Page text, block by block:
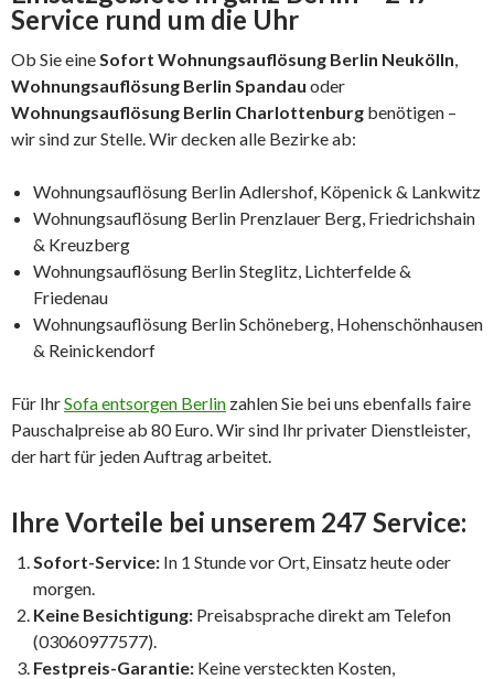
Service rund um die Uhr
Ob Sie eineSofort Wohnungsauflösung Berlin Neukölln,
Wohnungsauflösung Berlin Spandau oder
Wohnungsauflösung Berlin Charlottenburg benötigen –
wir sind zur Stelle. Wir decken alle Bezirke ab:
Wohnungsauflösung Berlin Adlershof, Köpenick & Lankwitz
Wohnungsauflösung Berlin Prenzlauer Berg, Friedrichshain
& Kreuzberg
Wohnungsauflösung Berlin Steglitz, Lichterfelde &
Friedenau
Wohnungsauflösung Berlin Schöneberg, Hohenschönhausen
& Reinickendorf
Für IhrSofa entsorgen Berlin zahlen Sie bei uns ebenfalls faire
Pauschalpreise ab 80 Euro. Wir sind Ihr privater Dienstleister,
der hart für jeden Auftrag arbeitet.
Ihre Vorteile bei unserem 247 Service:
Sofort-Service: In 1 Stunde vor Ort, Einsatz heute oder
morgen.
Keine Besichtigung: Preisabsprache direkt am Telefon
(03060977577).
Festpreis-Garantie: Keine versteckten Kosten,